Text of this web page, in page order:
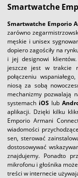
Smartwatche
Smartwatche Emporio
zarówno
męskie i unisex
dopiero zagościły na
i jej designowi
jeszcze jest w trakcie
połączeniu
niosą za sobą
mechanizmy pozwalają
systemach iOS lub
aplikacji. Dzięki kilku
Emporio Armani
wiadomości
sen, sterować
dostosowywać
znajdujemy. Ponadto
mikrofonu i głośnika
treści w internecie